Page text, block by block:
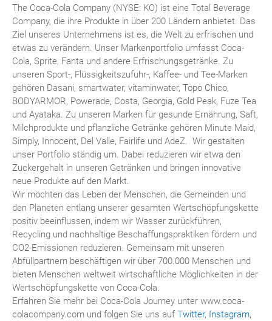
The Coca-Cola Company (NYSE: KO) ist eine Total Beverage
Company, die ihre Produkte in über 200 Ländern anbietet. Das
Ziel unseres Unternehmens ist es, die Welt zu erfrischen und
etwas zu verändern. Unser Markenportfolio umfasst Coca-
Cola, Sprite, Fanta und andere Erfrischungsgetränke. Zu
unseren Sport-, Flüssigkeitszufuhr-, Kaffee- und Tee-Marken
gehören Dasani, smartwater, vitaminwater, Topo Chico,
BODYARMOR, Powerade, Costa, Georgia, Gold Peak, Fuze Tea
und Ayataka. Zu unseren Marken für gesunde Ernährung, Saft,
Milchprodukte und pflanzliche Getränke gehören Minute Maid,
Simply, Innocent, Del Valle, Fairlife und AdeZ. Wir gestalten
unser Portfolio ständig um. Dabei reduzieren wir etwa den
Zuckergehalt in unseren Getränken und bringen innovative
neue Produkte auf den Markt.
Wir möchten das Leben der Menschen, die Gemeinden und
den Planeten entlang unserer gesamten Wertschöpfungskette
positiv beeinflussen, indem wir Wasser zurückführen,
Recycling und nachhaltige Beschaffungspraktiken fördern und
CO2-Emissionen reduzieren. Gemeinsam mit unseren
Abfüllpartnern beschäftigen wir über 700.000 Menschen und
bieten Menschen weltweit wirtschaftliche Möglichkeiten in der
Wertschöpfungskette von Coca-Cola.
Erfahren Sie mehr bei Coca-Cola Journey unter www.coca-
colacompany.com und folgen Sie uns auf Twitter, Instagram,